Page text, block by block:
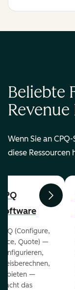
Beliebte
Revenue
Wenn Sie an
diese Ressourcen
ZurückWeiter
(Configure,
Quote) —
—
das